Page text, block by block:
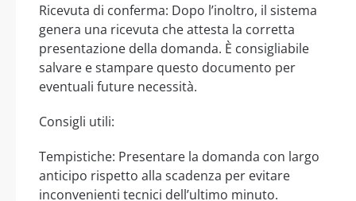
Ricevuta di conferma: Dopo l’inoltro, il sistema
genera una ricevuta che attesta la corretta
presentazione della domanda. È consigliabile
salvare e stampare questo documento per
eventuali future necessità.
Consigli utili:
Tempistiche: Presentare la domanda con largo
anticipo rispetto alla scadenza per evitare
inconvenienti tecnici dell’ultimo minuto.